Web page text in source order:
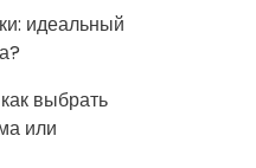
идеальный
выбрать
или